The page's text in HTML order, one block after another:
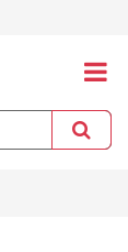
首